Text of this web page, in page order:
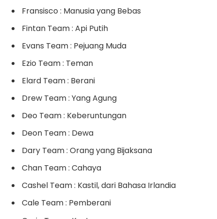
Fransisco : Manusia yang Bebas
Fintan Team : Api Putih
Evans Team : Pejuang Muda
Ezio Team : Teman
Elard Team : Berani
Drew Team : Yang Agung
Deo Team : Keberuntungan
Deon Team : Dewa
Dary Team : Orang yang Bijaksana
Chan Team : Cahaya
Cashel Team : Kastil, dari Bahasa Irlandia
Cale Team : Pemberani